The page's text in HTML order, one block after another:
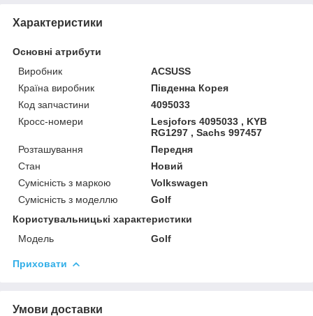
Характеристики
Основні атрибути
Виробник
ACSUSS
Країна виробник
Південна Корея
Код запчастини
4095033
Кросс-номери
Lesjofors 4095033 , KYB
RG1297 , Sachs 997457
Розташування
Передня
Стан
Новий
Сумісність з маркою
Volkswagen
Сумісність з моделлю
Golf
Користувальницькі характеристики
Мoдель
Golf
Приховати
Умови доставки